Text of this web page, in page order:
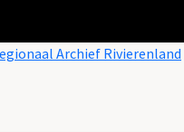
Archief Rivierenland